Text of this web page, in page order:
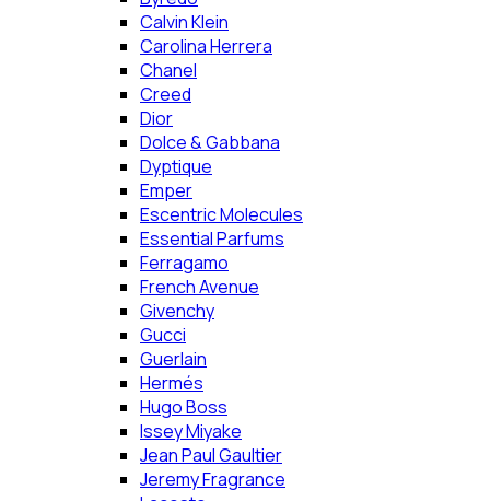
Calvin Klein
Carolina Herrera
Chanel
Creed
Dior
Dolce & Gabbana
Dyptique
Emper
Escentric Molecules
Essential Parfums
Ferragamo
French Avenue
Givenchy
Gucci
Guerlain
Hermés
Hugo Boss
Issey Miyake
Jean Paul Gaultier
Jeremy Fragrance